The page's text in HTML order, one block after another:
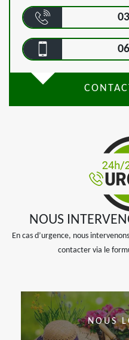
NOUS
En cas d’urgence, nous
contacter via le
NOUS